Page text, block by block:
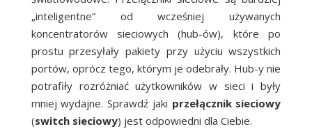
„inteligentne” od wcześniej używanych
koncentratorów sieciowych (hub-ów), które po
prostu przesyłały pakiety przy użyciu wszystkich
portów, oprócz tego, którym je odebrały. Hub-y nie
potrafiły rozróżniać użytkowników w sieci i były
mniej wydajne. Sprawdź jaki przełącznik sieciowy
(switch sieciowy) jest odpowiedni dla Ciebie.